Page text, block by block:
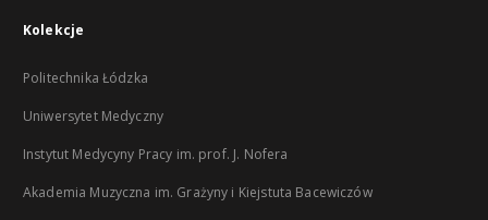
Kolekcje
Politechnika Łódzka
Uniwersytet Medyczny
Instytut Medycyny Pracy im. prof. J. Nofera
Akademia Muzyczna im. Grażyny i Kiejstuta Bacewiczów